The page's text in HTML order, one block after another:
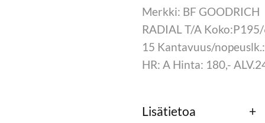
Merkki: BF GOODRICH
RADIAL T/A
15 Kantavuus/
HR: A Hinta: 180,-
Lisätietoa